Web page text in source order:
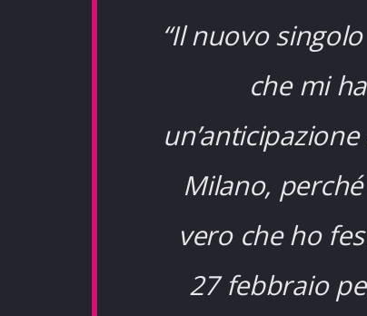
“Il nuovo
che mi
Milano,
vero che ho
27 febbraio